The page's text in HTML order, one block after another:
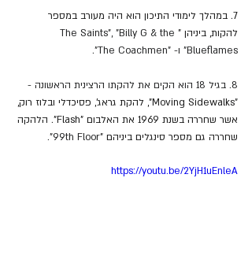
7. במהלך לימודי התיכון הוא היה מעורב במספר
להקות, ביניהן " The Saints", "Billy G & the
Blueflames" ו- "The Coachmen".
8. בגיל 18 הוא הקים את להקתו הרצינית הראשונה -
"
Moving Sidewalks", להקת גראג', פסיכדלי ובלוז רוק,
אשר שחררה בשנת 1969 את האלבום "Flash". הלהקה
שחררה גם מספר סינגלים ביניהם "99th Floor".
https://youtu.be/2YjH1uEnleA